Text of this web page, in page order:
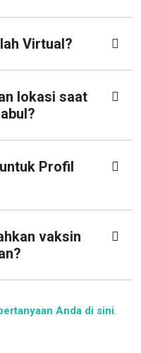
Virtual?
lokasi saat
Profil
vaksin
Anda di sini.